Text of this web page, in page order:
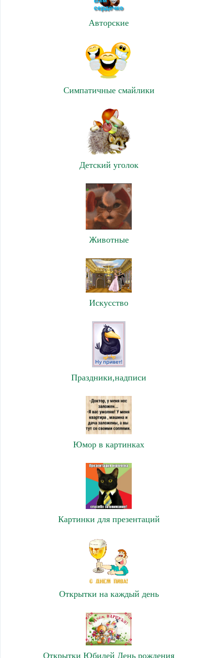
Авторские
Симпатичные смайлики
Детский уголок
Животные
Искусство
Праздники,надписи
Юмор в картинках
Картинки для презентаций
Открытки на каждый день
Открытки Юбилей День рождения